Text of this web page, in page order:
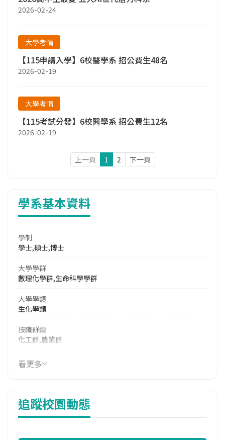
2026-02-24
大學考情
【115申請入學】6校醫學系 招公費生48名
2026-02-19
大學考情
【115考試分發】6校醫學系 招公費生12名
2026-02-19
上一頁 1 2 下一頁
學系基本資料
學制
學士,碩士,博士
大學學群
數理化學群,生命科學學群
大學學類
生化學類
技職群類
化工群,農業群
114年學費
17,990 元/學期
11,270 元/學期
114年註冊率
看更多
追蹤校園動態